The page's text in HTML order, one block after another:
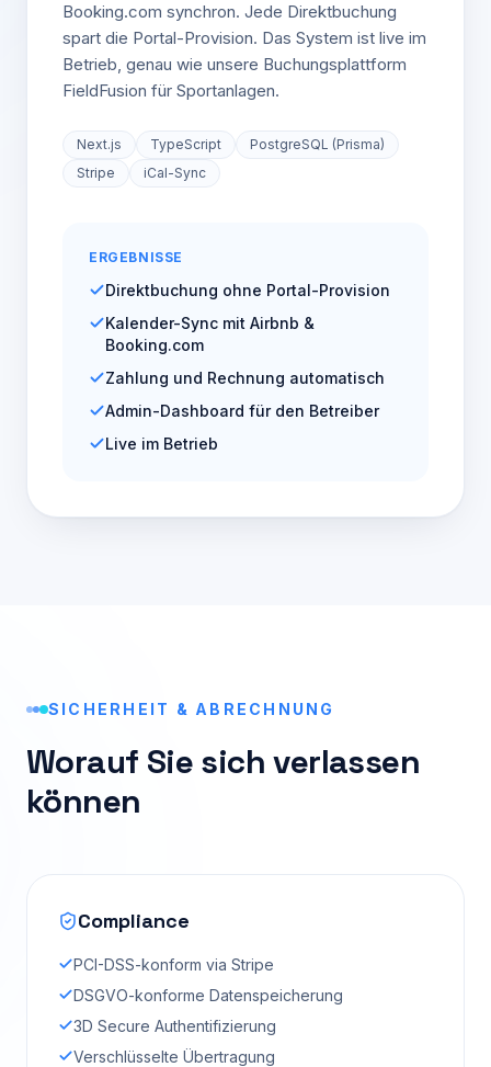
Booking.com synchron. Jede Direktbuchung
spart die Portal-Provision. Das System ist live im
Betrieb, genau wie unsere Buchungsplattform
FieldFusion für Sportanlagen.
Next.js TypeScript
PostgreSQL (Prisma)
Stripe
iCal-Sync
ERGEBNISSE
Direktbuchung ohne Portal-Provision
Kalender-Sync mit Airbnb &
Booking.com
Zahlung und Rechnung automatisch
Admin-Dashboard für den Betreiber
Live im Betrieb
SICHERHEIT & ABRECHNUNG
Worauf Sie sich verlassen
können
Compliance
PCI-DSS-konform via Stripe
DSGVO-konforme Datenspeicherung
3D Secure Authentifizierung
Verschlüsselte Übertragung